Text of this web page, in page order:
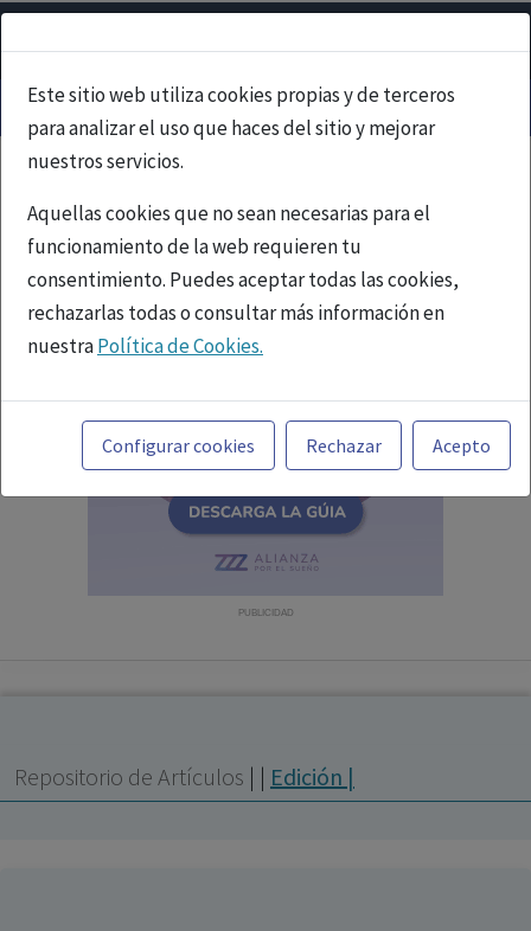
Este sitio web utiliza cookies propias y de terceros
para analizar el uso que haces del sitio y mejorar
nuestros servicios.
Aquellas cookies que no sean necesarias para el
funcionamiento de la web requieren tu
consentimiento. Puedes aceptar todas las cookies,
rechazarlas todas o consultar más información en
nuestraPolítica de Cookies.
Toda la información incluida en la Página Web está
referida a productos del mercado español y, por
tanto, dirigida a profesionales sanitarios legalmente
facultados para prescribir o dispensar medicamentos
con ejercicio profesional. La información técnica de los
fármacos se facilita a título meramente informativo,
Configurar cookies Rechazar Acepto
PUBLICIDAD
Repositorio de Artículos | | Edición |